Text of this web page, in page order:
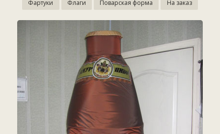
Фартуки Флаги Поварская форма На заказ